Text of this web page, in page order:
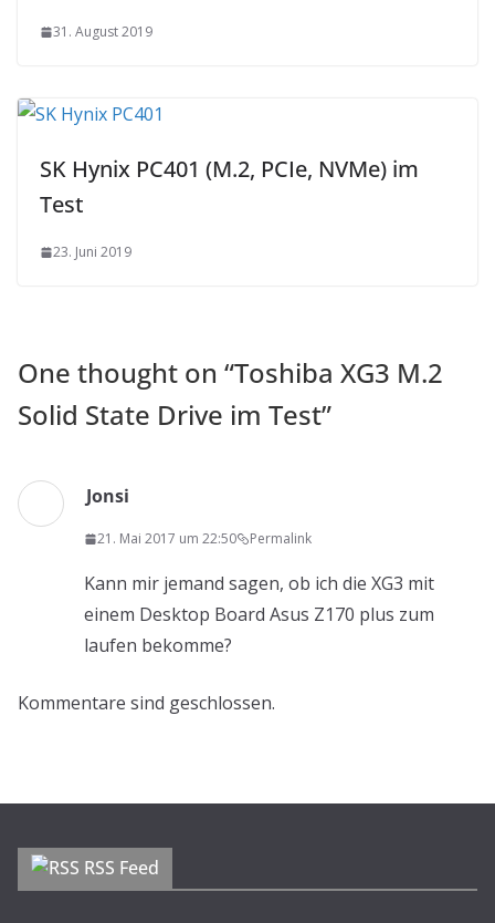
31. August 2019
SK Hynix PC401 (M.2, PCIe, NVMe) im
Test
23. Juni 2019
One thought on “Toshiba XG3 M.2
Solid State Drive im Test”
Jonsi
21. Mai 2017 um 22:50 Permalink
Kann mir jemand sagen, ob ich die XG3 mit
einem Desktop Board Asus Z170 plus zum
laufen bekomme?
Kommentare sind geschlossen.
RSS Feed